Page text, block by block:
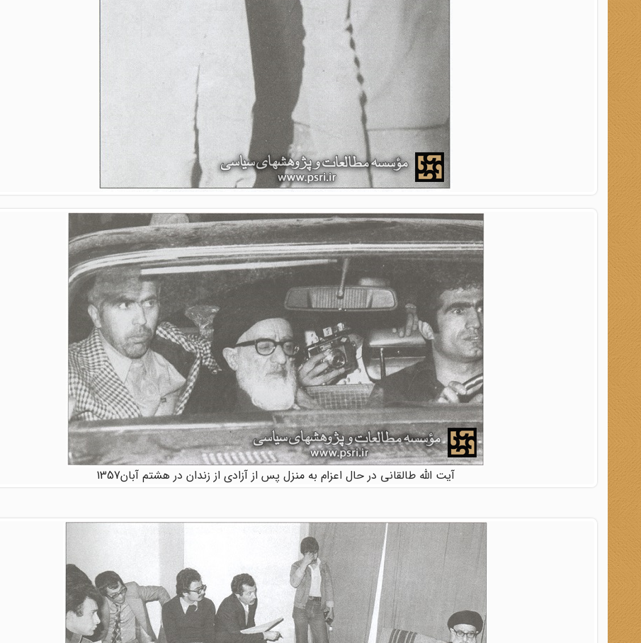
آیت الله طالقانی در حال اعزام به منزل پس از آزادی از زندان در هشتم آبان1357